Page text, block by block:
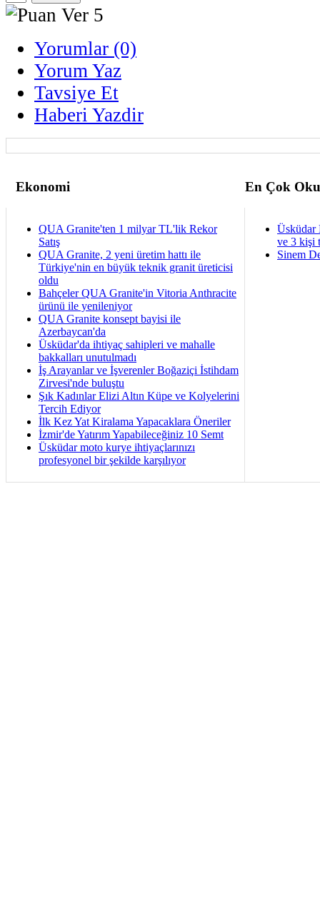
Yorumlar (0)
Yorum Yaz
Tavsiye Et
Haberi Yazdir
Ekonomi En Çok
QUA Granite'ten 1 milyar TL'lik Rekor
Satış
QUA Granite, 2 yeni üretim hattı ile
Türkiye'nin en büyük teknik granit üreticisi
oldu
Bahçeler QUA Granite'in Vitoria Anthracite
ürünü ile yenileniyor
QUA Granite konsept bayisi ile
Azerbaycan'da
Üsküdar'da ihtiyaç sahipleri ve mahalle
bakkalları unutulmadı
İş Arayanlar ve İşverenler Boğaziçi İstihdam
Zirvesi'nde buluştu
Şık Kadınlar Elizi Altın Küpe ve Kolyelerini
Tercih Ediyor
İlk Kez Yat Kiralama Yapacaklara Öneriler
İzmir'de Yatırım Yapabileceğiniz 10 Semt
Üsküdar moto kurye ihtiyaçlarınızı
profesyonel bir şekilde karşılıyor
Üsküdar
ve 3 kişi
Sinem